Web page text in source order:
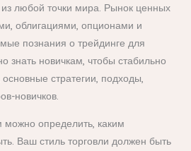
из любой точки мира. Рынок ценных
облигациями, опционами и
познания о трейдинге для
знать новичкам, чтобы стабильно
стратегии, подходы,
новичков.
определить, каким
Ваш стиль торговли должен быть